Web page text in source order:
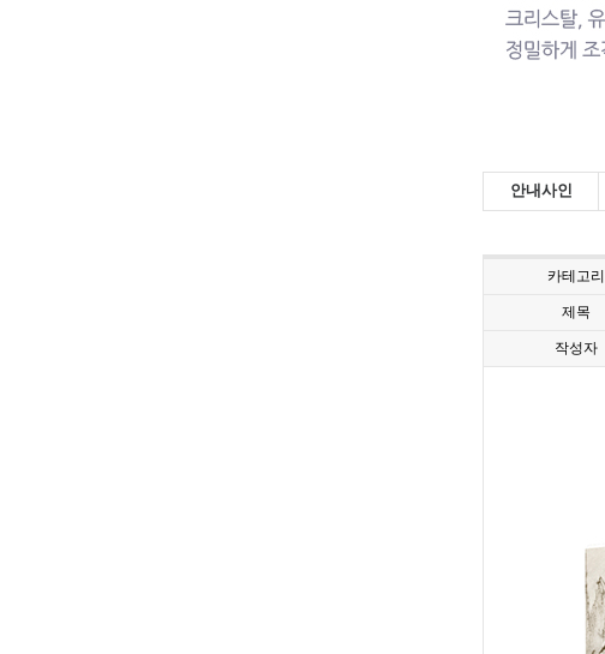
안내사인
카테고리
제목
작성자